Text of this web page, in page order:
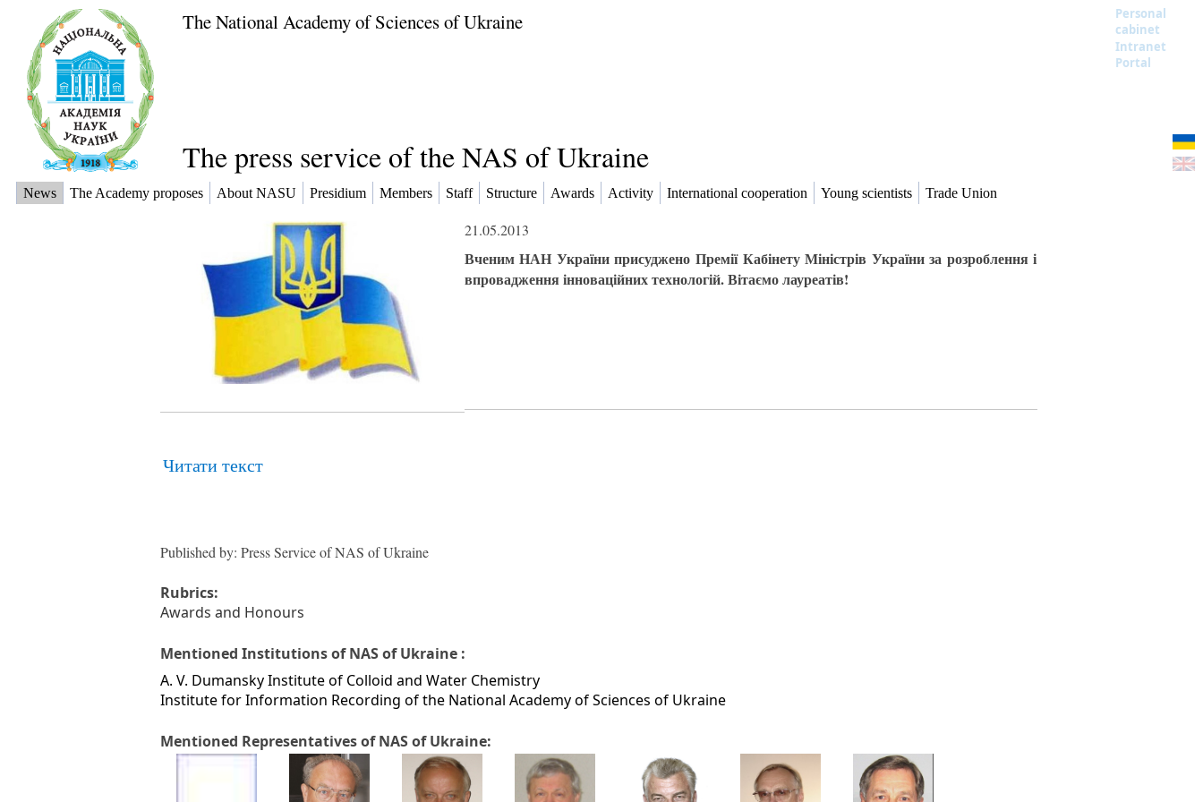
The National Academy of Sciences of Ukraine
Personal
cabinet
Intranet
Portal
The press service of the NAS of Ukraine
News The Academy proposes About NASU Presidium Members Staff Structure Awards Activity International cooperation Young scientists Trade Union
21.05.2013
Вченим НАН України присуджено Премії Кабінету Міністрів України за розроблення і
впровадження інноваційних технологій. Вітаємо лауреатів!
Читати текст
Published by: Press Service of NAS of Ukraine
Rubrics:
Awards and Honours
Mentioned Institutions of NAS of Ukraine :
A. V. Dumansky Institute of Colloid and Water Chemistry
Institute for Information Recording of the National Academy of Sciences of Ukraine
Mentioned Representatives of NAS of Ukraine: